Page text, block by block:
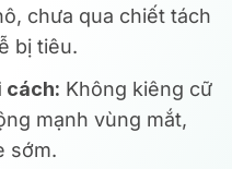
chưa qua chiết tách
bị tiêu.
cách: Không kiêng cữ
mạnh vùng mắt,
sớm.